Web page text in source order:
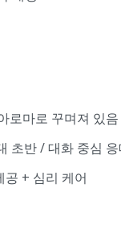
로마로 꾸며져 있음
초반 / 대화 중심
공 + 심리 케어